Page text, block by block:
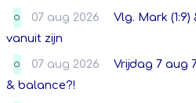
O 07 aug 2026
Vlg. Mark (1:9)
vanuit zijn
O 07 aug 2026
Vrijdag 7 aug
& balance?!